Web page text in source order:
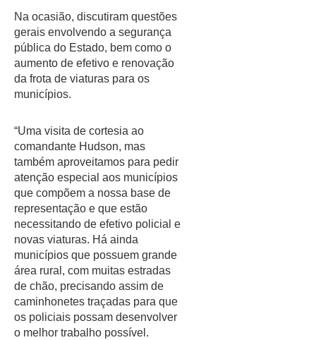
Na ocasião, discutiram questões
gerais envolvendo a segurança
pública do Estado, bem como o
aumento de efetivo e renovação
da frota de viaturas para os
municípios.
“Uma visita de cortesia ao
comandante Hudson, mas
também aproveitamos para pedir
atenção especial aos municípios
que compõem a nossa base de
representação e que estão
necessitando de efetivo policial e
novas viaturas. Há ainda
municípios que possuem grande
área rural, com muitas estradas
de chão, precisando assim de
caminhonetes traçadas para que
os policiais possam desenvolver
o melhor trabalho possível.